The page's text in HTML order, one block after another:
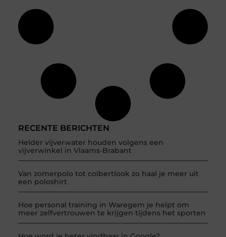
RECENTE BERICHTEN
Helder vijverwater houden volgens een
vijverwinkel in Vlaams-Brabant
Van zomerpolo tot colbertlook zo haal je meer uit
een poloshirt
Hoe personal training in Waregem je helpt om
meer zelfvertrouwen te krijgen tijdens het sporten